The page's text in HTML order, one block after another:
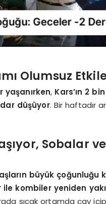
Olumsuz
yaşanırken, Kars’ın 2
düşüyor. Bir haftadır
Sobalar
büyük çoğunluğu
kombiler yeniden
sıcak ortamda çay